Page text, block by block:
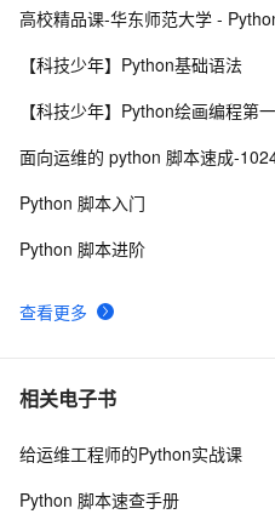
8 python_list
10python中时间日期格式化符号
查看更多
高校精品课-华东师范大学 -
【科技少年】Python基础语法
【科技少年】Python绘画编程第
面向运维的 python 脚本速成-
Python 脚本入门
Python 脚本进阶
相关电子书
给运维工程师的Python实战课
Python 脚本速查手册